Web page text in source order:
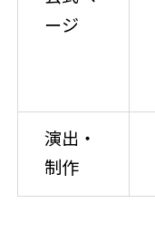
ージ
演出・
制作